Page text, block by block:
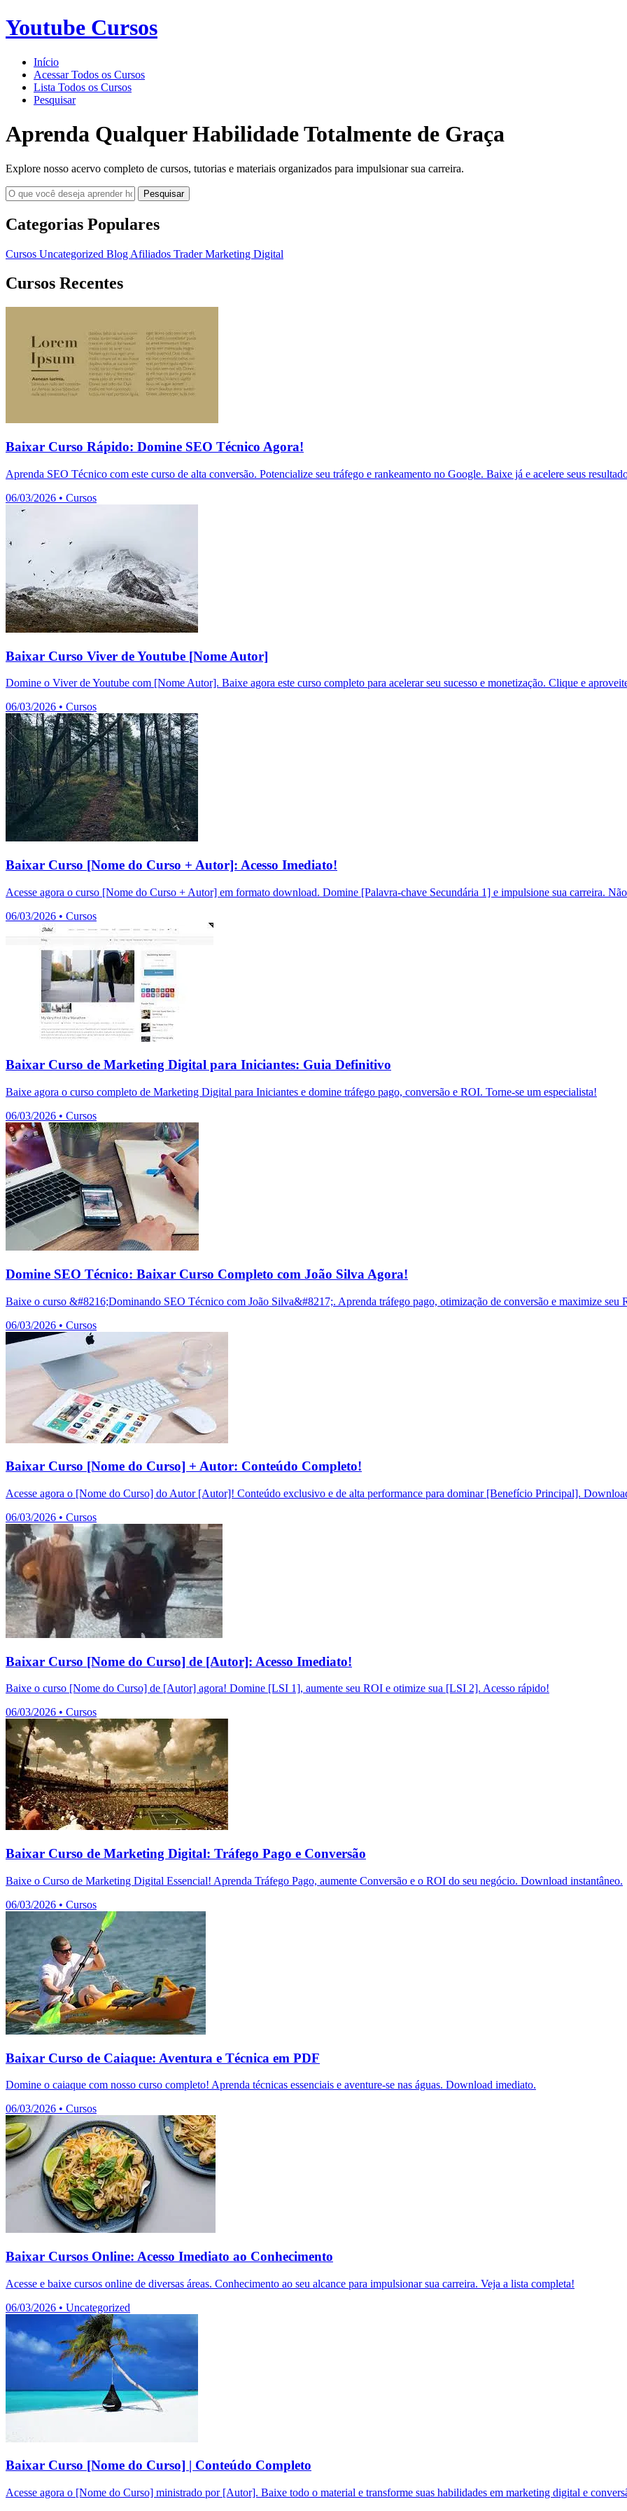
Youtube Cursos
Início
Acessar Todos os Cursos
Lista Todos os Cursos
Pesquisar
Aprenda Qualquer Habilidade Totalmente de Graça
Explore nosso acervo completo de cursos, tutorias e materiais organizados para impulsionar sua carreira.
Pesquisar
Categorias Populares
Cursos Uncategorized Blog Afiliados TraderMarketing Digital
Cursos Recentes
Baixar Curso Rápido: Domine SEO Técnico Agora!
Aprenda SEO Técnico com este curso de alta conversão. Potencialize seu tráfego e rankeamento no Google. Baixe já e acelere seus
06/03/2026 • Cursos
Baixar Curso Viver de Youtube [Nome Autor]
Domine o Viver de Youtube com [Nome Autor]. Baixe agora este curso completo para acelerar seu sucesso e monetização. Clique e
06/03/2026 • Cursos
Baixar Curso [Nome do Curso + Autor]: Acesso Imediato!
Acesse agora o curso [Nome do Curso + Autor] em formato download. Domine [Palavra-chave Secundária 1] e impulsione sua carreira.
06/03/2026 • Cursos
Baixar Curso de Marketing Digital para Iniciantes: Guia Definitivo
Baixe agora o curso completo de Marketing Digital para Iniciantes e domine tráfego pago, conversão e ROI. Torne-se um especialista!
06/03/2026 • Cursos
Domine SEO Técnico: Baixar Curso Completo com João Silva Agora!
Baixe o curso &#8216;Dominando SEO Técnico com João Silva&#8217;. Aprenda tráfego pago, otimização de conversão e maximize seu
06/03/2026 • Cursos
Baixar Curso [Nome do Curso] + Autor: Conteúdo Completo!
Acesse agora o [Nome do Curso] do Autor [Autor]! Conteúdo exclusivo e de alta performance para dominar [Benefício Principal].
06/03/2026 • Cursos
Baixar Curso [Nome do Curso] de [Autor]: Acesso Imediato!
Baixe o curso [Nome do Curso] de [Autor] agora! Domine [LSI 1], aumente seu ROI e otimize sua [LSI 2]. Acesso rápido!
06/03/2026 • Cursos
Baixar Curso de Marketing Digital: Tráfego Pago e Conversão
Baixe o Curso de Marketing Digital Essencial! Aprenda Tráfego Pago, aumente Conversão e o ROI do seu negócio. Download instantâneo.
06/03/2026 • Cursos
Baixar Curso de Caiaque: Aventura e Técnica em PDF
Domine o caiaque com nosso curso completo! Aprenda técnicas essenciais e aventure-se nas águas. Download imediato.
06/03/2026 • Cursos
Baixar Cursos Online: Acesso Imediato ao Conhecimento
Acesse e baixe cursos online de diversas áreas. Conhecimento ao seu alcance para impulsionar sua carreira. Veja a lista completa!
06/03/2026 • Uncategorized
Baixar Curso [Nome do Curso] | Conteúdo Completo
Acesse agora o [Nome do Curso] ministrado por [Autor]. Baixe todo o material e transforme suas habilidades em marketing digital e